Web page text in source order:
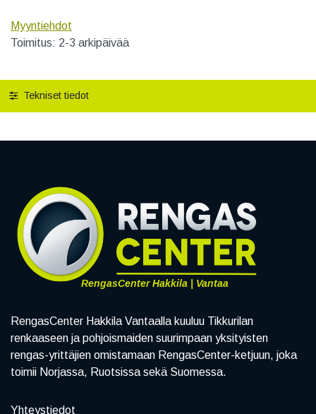
Myyntiehdot
Toimitus: 2-3 arkipäivää
Tekniset tiedot
RengasCenter Hakkila | Vantaa
RengasCenter Hakkila Vantaalla kuuluu Tikkurilan
renkaaseen ja pohjoismaiden suurimpaan yksityisten
rengas-yrittäjien omistamaan RengasCenter-ketjuun, joka
toimii Norjassa, Ruotsissa sekä Suomessa.
Yhteystiedot